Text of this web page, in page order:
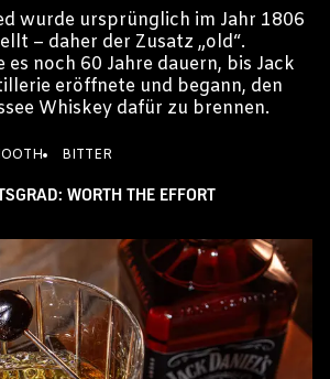
wurde ursprünglich im Jahr 1806
– daher der Zusatz „old“.
noch 60 Jahre dauern, bis Jack
eröffnete und begann, den
Whiskey dafür zu brennen.
BITTER
: WORTH THE EFFORT